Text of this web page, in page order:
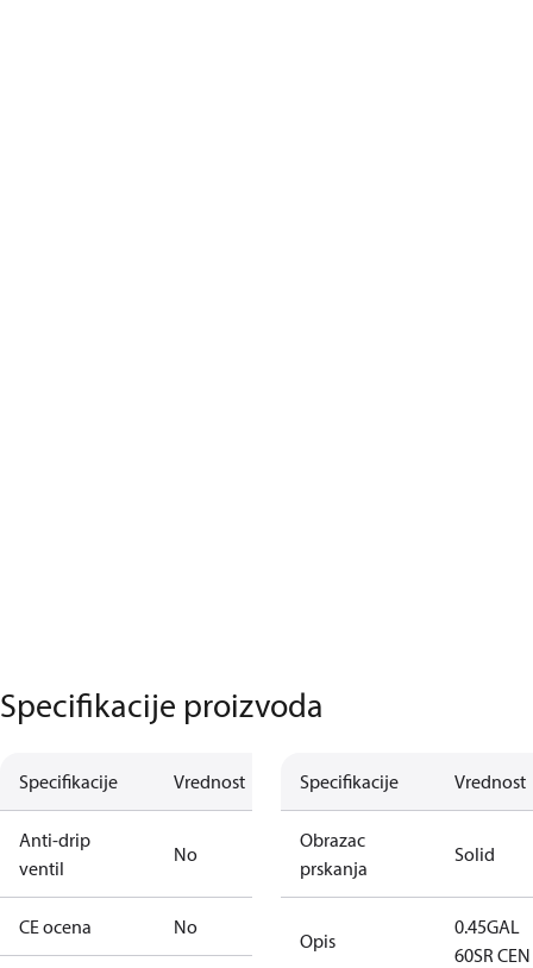
Specifikacije proizvoda
Specifikacije Vrednost
Anti-drip
ventil
No
CE ocena No
Specifikacije Vrednost
Obrazac
prskanja
Solid
Opis
0.45GAL
60SR CEN